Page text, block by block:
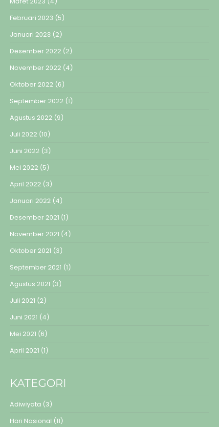
Februari 2023 (5)
Januari 2023 (2)
Desember 2022 (2)
November 2022 (4)
Oktober 2022 (6)
September 2022 (1)
Agustus 2022 (9)
Juli 2022 (10)
Juni 2022 (3)
Mei 2022 (5)
April 2022 (3)
Januari 2022 (4)
Desember 2021 (1)
November 2021 (4)
Oktober 2021 (3)
September 2021 (1)
Agustus 2021 (3)
Juli 2021 (2)
Juni 2021 (4)
Mei 2021 (6)
April 2021 (1)
KATEGORI
Adiwiyata (3)
Hari Nasional (11)